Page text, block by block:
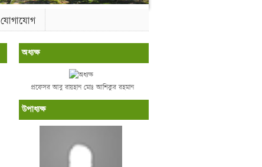
যোগাযোগ
অধ্যক্ষ
প্রফেসর আবু রায়হান মোঃ আশিকুর রহমান
উপাধ্যক্ষ